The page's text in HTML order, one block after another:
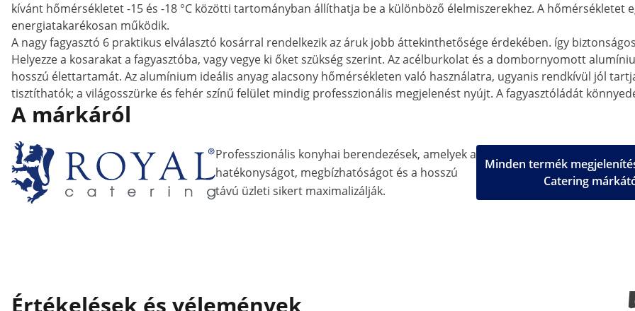
kívánt hőmérsékletet -15 és -18 °C közötti tartományban állíthatja be a különböző élelmiszerekhez. A hőmérsékletet
energiatakarékosan működik.
A nagy fagyasztó 6 praktikus elválasztó kosárral rendelkezik az áruk jobb áttekinthetősége érdekében. így
Helyezze a kosarakat a fagyasztóba, vagy vegye ki őket szükség szerint. Az acélburkolat és a dombornyomott
hosszú élettartamát. Az alumínium ideális anyag alacsony hőmérsékleten való használatra, ugyanis rendkívül jól
tisztíthatók; a világosszürke és fehér színű felület mindig professzionális megjelenést nyújt. A fagyasztóládát
A márkáról
Professzionális konyhai berendezések, amelyek a
hatékonyságot, megbízhatóságot és a hosszú
távú üzleti sikert maximalizálják.
Minden termék
Catering
Értékelések és vélemények